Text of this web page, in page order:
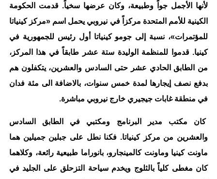
لأنها الأجمل جواً وطبيعة، وكان عرضها سخياً. قدمت الحكومة
الكينية للأمم المتحدة مركزاً في نيروبي يحمل اسم «مركز كينياتا
للمؤتمرات»، نسبة إلى جومو كينياتا أول رئيس للجمهورية في
كينيا. قدموا للمنظمة الوليدة ستة عشر طابقاً في هذا المركز،
من الطابق الحادي عشر حتى السادس والعشرين، يتكفلون هم
بدفع نصف إيجارها لمدة خمس سنوات، بالاضافة الى مئة فدان
في منطقة غابات جيجيري خارج نيروبي مباشرة.
كان مكتب مدير البرنامج ومكتبي في الطابق السادس
والعشرين من مركز كينياتا. فكنا نطل على جبلين جميلين هما
ماونت كينيا وماونت كالمينجارو، بانوراما طبيعية رائعة، وكلاهما
كان مغطى كلياً بالثلوج ويخدم سياحة التزحلق على الجليد في